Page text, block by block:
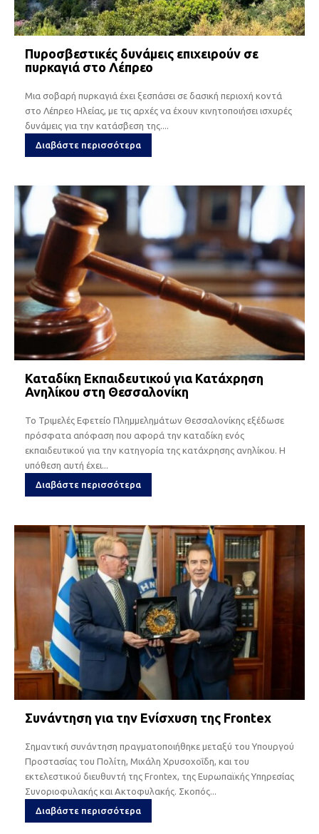
Πυροσβεστικές δυνάμεις επιχειρούν σε
πυρκαγιά στο Λέπρεο
Μια σοβαρή πυρκαγιά έχει ξεσπάσει σε δασική περιοχή κοντά
στο Λέπρεο Ηλείας, με τις αρχές να έχουν κινητοποιήσει ισχυρές
δυνάμεις για την κατάσβεση της....
Διαβάστε περισσότερα
Καταδίκη Εκπαιδευτικού για Κατάχρηση
Ανηλίκου στη Θεσσαλονίκη
Το Τριμελές Εφετείο Πλημμελημάτων Θεσσαλονίκης εξέδωσε
πρόσφατα απόφαση που αφορά την καταδίκη ενός
εκπαιδευτικού για την κατηγορία της κατάχρησης ανηλίκου. Η
υπόθεση αυτή έχει...
Διαβάστε περισσότερα
Συνάντηση για την Ενίσχυση της Frontex
Σημαντική συνάντηση πραγματοποιήθηκε μεταξύ του Υπουργού
Προστασίας του Πολίτη, Μιχάλη Χρυσοχοΐδη, και του
εκτελεστικού διευθυντή της Frontex, της Ευρωπαϊκής Υπηρεσίας
Συνοριοφυλακής και Ακτοφυλακής. Σκοπός...
Διαβάστε περισσότερα